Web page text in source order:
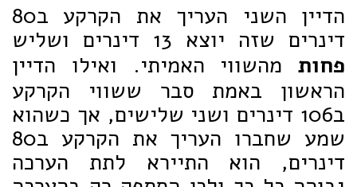
הדיין השני העריך את הקרקע ב80
דינרים שזה יוצא 13 דינרים ושליש
פחות מהשווי האמיתי. ואילו הדיין
הראשון באמת סבר ששווי הקרקע
ב106 דינרים ושני שלישים, אך כשהוא
שמע שחברו העריך את הקרקע ב80
דינרים, הוא התיירא לתת הערכה